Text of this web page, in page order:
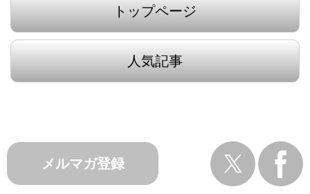
トップページ
人気記事
メルマガ登録